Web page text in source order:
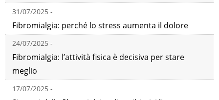
31/07/2025 -
Fibromialgia: perché lo stress aumenta il dolore
24/07/2025 -
Fibromialgia: l’attività fisica è decisiva per stare
meglio
17/07/2025 -